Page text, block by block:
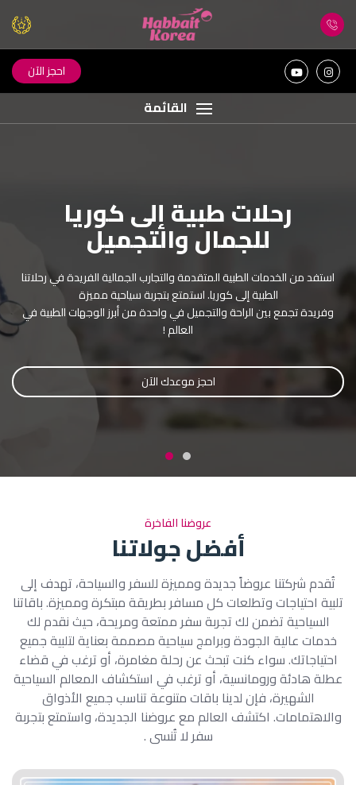
احجز الآن
القائمة
اكتشف جمال كوريا مع
حبيت كوريا
اكتشف جمال كوريا الساحرة مع رحلات مصممة بعناية كبيرة من فريق
حبيت كوريا. ! عش تجربة سفر استثنائية مع خدمات فاخرة ذات جودة
عالية لرحلة رائعة لا تنسى ! رضاكم هو هدفنا !
احجز رحلتك الآن
رحلات طبية إلى كوريا
للجمال والتجميل
استفد من الخدمات الطبية المتقدمة والتجارب الجمالية الفريدة في رحلاتنا
الطبية إلى كوريا. استمتع بتجربة سياحية مميزة
وفريدة تجمع بين الراحة والتجميل في واحدة من أبرز الوجهات الطبية في
العالم !
احجز موعدك الآن
عروضنا الفاخرة
أفضل جولاتنا
تُقدم شركتنا عروضاً جديدة ومميزة للسفر والسياحة، تهدف إلى
تلبية احتياجات وتطلعات كل مسافر بطريقة مبتكرة ومميزة. باقاتنا
السياحية تضمن لك تجربة سفر ممتعة ومريحة، حيث نقدم لك
خدمات عالية الجودة وبرامج سياحية مصممة بعناية لتلبية جميع
احتياجاتك. سواء كنت تبحث عن رحلة مغامرة، أو ترغب في قضاء
عطلة هادئة ورومانسية، أو ترغب في استكشاف المعالم السياحية
الشهيرة، فإن لدينا باقات متنوعة تناسب جميع الأذواق
والاهتمامات. اكتشف العالم مع عروضنا الجديدة، واستمتع بتجربة
سفر لا تُنسى .